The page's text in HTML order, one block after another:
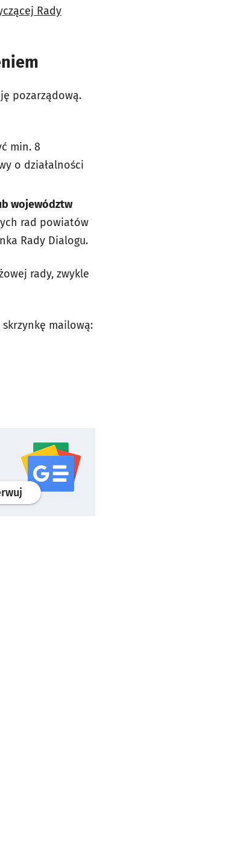
Rady
pozarządową.
min. 8
o działalności
województw
rad powiatów
Rady Dialogu.
rady, zwykle
mailową:
profilgoogle news